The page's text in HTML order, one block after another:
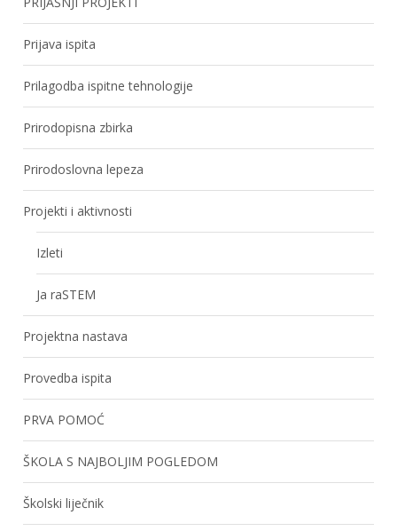
Prijava ispita
Prilagodba ispitne tehnologije
Prirodopisna zbirka
Prirodoslovna lepeza
Projekti i aktivnosti
Izleti
Ja raSTEM
Projektna nastava
Provedba ispita
PRVA POMOĆ
ŠKOLA S NAJBOLJIM POGLEDOM
Školski liječnik